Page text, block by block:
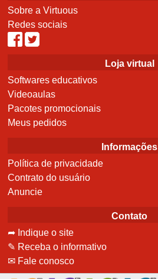
Sobre a Virtuous
Redes sociais
Loja virtual
Softwares educativos
Videoaulas
Pacotes promocionais
Meus pedidos
Informações
Política de privacidade
Contrato do usuário
Anuncie
Contato
➦ Indique o site
✎ Receba o informativo
✉ Fale conosco